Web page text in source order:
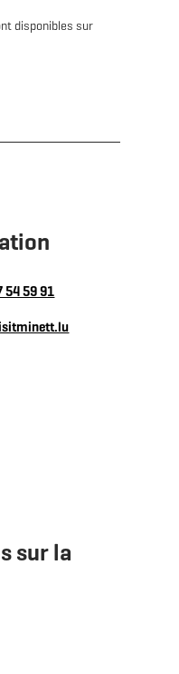
disponibles sur
54 59 91
sur la